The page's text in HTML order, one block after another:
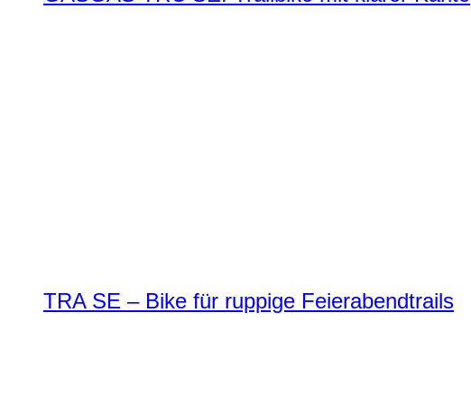
TRA SE – Bike für ruppige Feierabendtrails